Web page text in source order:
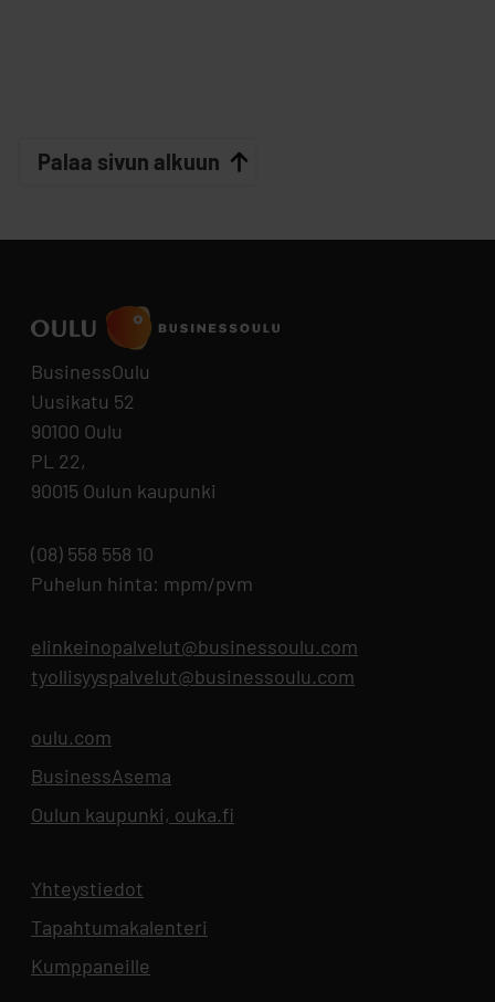
Palaa sivun alkuun
BusinessOulu
Uusikatu 52
90100 Oulu
PL 22,
90015 Oulun kaupunki
(08) 558 558 10
Puhelun hinta: mpm/pvm
elinkeinopalvelut@businessoulu.com
tyollisyyspalvelut@businessoulu.com
oulu.com
BusinessAsema
Oulun kaupunki, ouka.fi
Yhteystiedot
Tapahtumakalenteri
Kumppaneille